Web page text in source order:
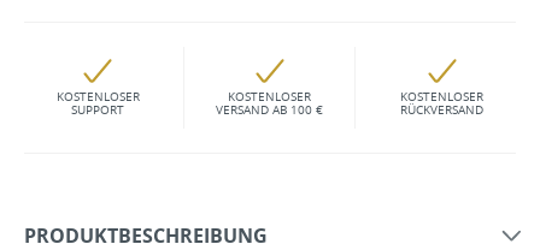
KOSTENLOSER
SUPPORT
KOSTENLOSER
VERSAND AB 100 €
KOSTENLOSER
RÜCKVERSAND
PRODUKTBESCHREIBUNG